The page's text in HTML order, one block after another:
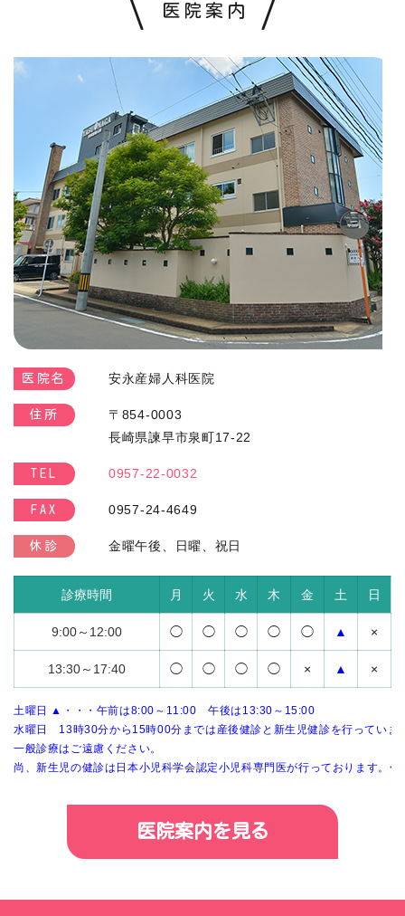
医院案内
医院名 安永産婦人科医院
住所
〒854-0003
長崎県諫早市泉町17-22
TEL 0957-22-0032
FAX 0957-24-4649
休診 金曜午後、日曜、祝日
診療時間 月 火 水 木 金 土 日
9:00～12:00 ◯ ◯ ◯ ◯ ◯ ▲ ×
13:30～17:40 ◯ ◯ ◯ ◯ × ▲ ×
土曜日 ▲・・・午前は8:00～11:00 午後は13:30～15:00
水曜日 13時30分から15時00分までは産後健診と新生児健診を行っていま
一般診療はご遠慮ください。
尚、新生児の健診は日本小児科学会認定小児科専門医が行っております。</
医院案内を見る